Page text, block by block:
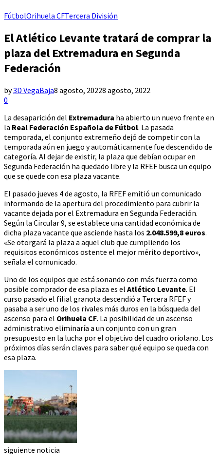
FútbolOrihuela CFTercera División
El Atlético Levante tratará de comprar la
plaza del Extremadura en Segunda
Federación
by3D VegaBaja8 agosto, 20228 agosto, 2022
0
La desaparición del Extremadura ha abierto un nuevo frente en
la Real Federación Española de Fútbol. La pasada
temporada, el conjunto extremeño dejó de competir con la
temporada aún en juego y automáticamente fue descendido de
categoría. Al dejar de existir, la plaza que debían ocupar en
Segunda Federación ha quedado libre y la RFEF busca un equipo
que se quede con esa plaza vacante.
El pasado jueves 4 de agosto, la RFEF emitió un comunicado
informando de la apertura del procedimiento para cubrir la
vacante dejada por el Extremadura en Segunda Federación.
Según la Circular 9, se establece una cantidad económica de
dicha plaza vacante que asciende hasta los 2.048.599,8 euros.
«Se otorgará la plaza a aquel club que cumpliendo los
requisitos económicos ostente el mejor mérito deportivo»,
señala el comunicado.
Uno de los equipos que está sonando con más fuerza como
posible comprador de esa plaza es el Atlético Levante. El
curso pasado el filial granota descendió a Tercera RFEF y
pasaba a ser uno de los rivales más duros en la búsqueda del
ascenso para el Orihuela CF. La posibilidad de un ascenso
administrativo eliminaría a un conjunto con un gran
presupuesto en la lucha por el objetivo del cuadro oriolano. Los
próximos días serán claves para saber qué equipo se queda con
esa plaza.
siguiente noticia